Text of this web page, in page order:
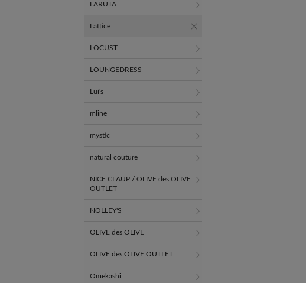
LARUTA
Lattice
LOCUST
LOUNGEDRESS
Lui's
mline
mystic
natural couture
NICE CLAUP / OLIVE des OLIVE
OUTLET
NOLLEY'S
OLIVE des OLIVE
OLIVE des OLIVE OUTLET
Omekashi